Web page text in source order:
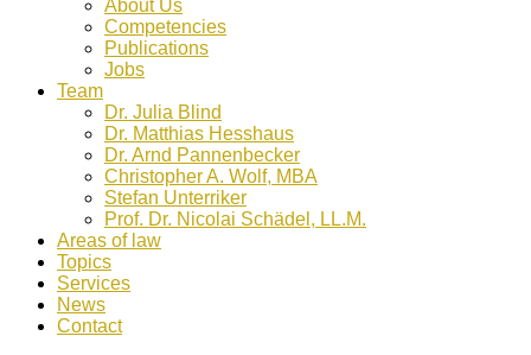
About Us
Competencies
Publications
Jobs
Team
Dr. Julia Blind
Dr. Matthias Hesshaus
Dr. Arnd Pannenbecker
Christopher A. Wolf, MBA
Stefan Unterriker
Prof. Dr. Nicolai Schädel, LL.M.
Areas of law
Topics
Services
News
Contact